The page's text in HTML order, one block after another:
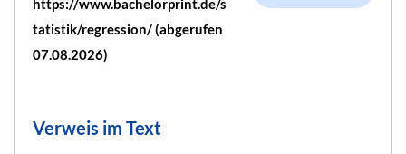
https://www.bachelorprint.de/s
tatistik/regression/ (abgerufen
07.08.2026)
Verweis im Text